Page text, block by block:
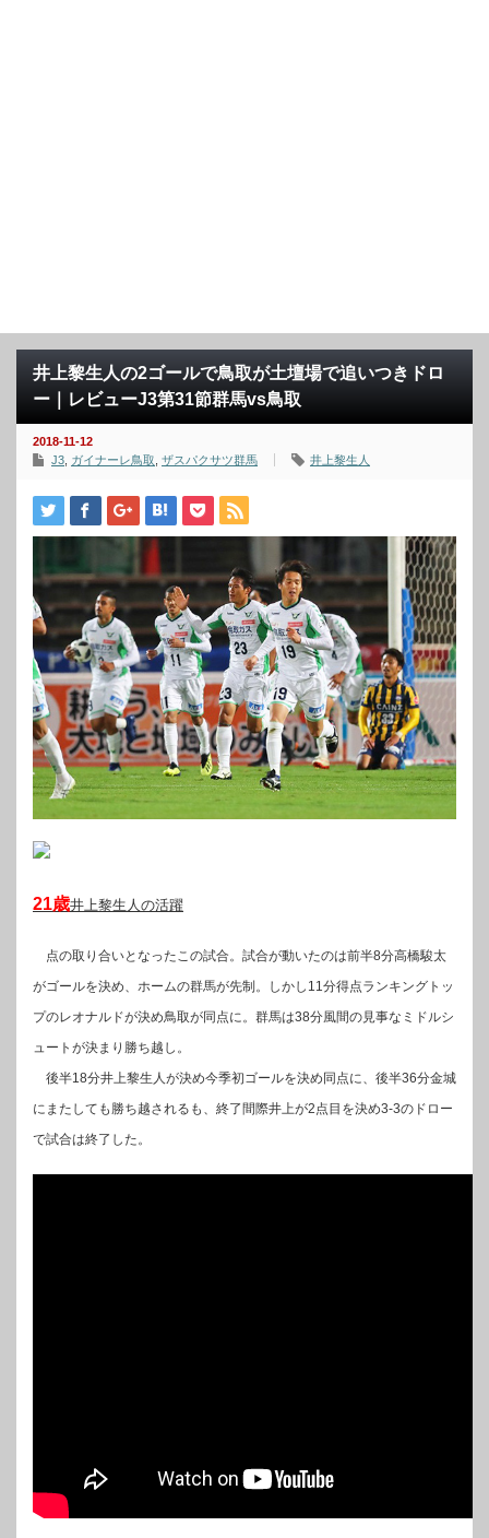
井上黎生人の2ゴールで鳥取が土壇場で追いつきドロ
ー｜レビューJ3第31節群馬vs鳥取
2018-11-12
J3 ガイナーレ鳥取 ザスパクサツ群馬 井上黎生人
21歳井上黎生人の活躍
点の取り合いとなったこの試合。試合が動いたのは前半8分高橋駿太
がゴールを決め、ホームの群馬が先制。しかし11分得点ランキングトッ
プのレオナルドが決め鳥取が同点に。群馬は38分風間の見事なミドルシ
ュートが決まり勝ち越し。
後半18分井上黎生人が決め今季初ゴールを決め同点に、後半36分金城
にまたしても勝ち越されるも、終了間際井上が2点目を決め3-3のドロー
で試合は終了した。